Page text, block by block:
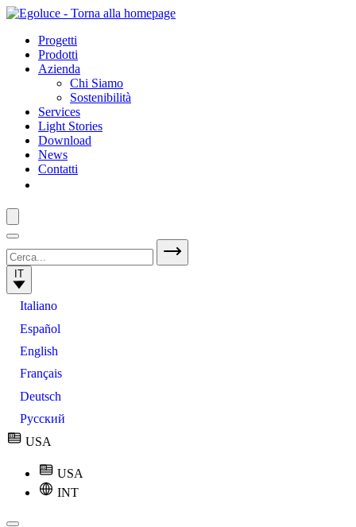
Progetti
Prodotti
Azienda
Chi Siamo
Sostenibilità
Services
Light Stories
Download
News
Contatti
IT
Italiano
Español
English
Français
Deutsch
Русский
USA
USA
INT